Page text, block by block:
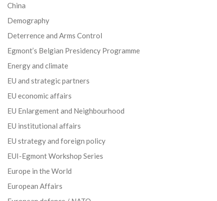
China
Demography
Deterrence and Arms Control
Egmont’s Belgian Presidency Programme
Energy and climate
EU and strategic partners
EU economic affairs
EU Enlargement and Neighbourhood
EU institutional affairs
EU strategy and foreign policy
EUI-Egmont Workshop Series
Europe in the World
European Affairs